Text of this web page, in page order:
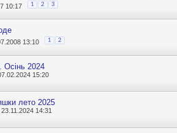
10:17 1 2 3
13:10 1 2
Осінь 2024
07.02.2024 15:20
лето 2025
, 23.11.2024 14:31